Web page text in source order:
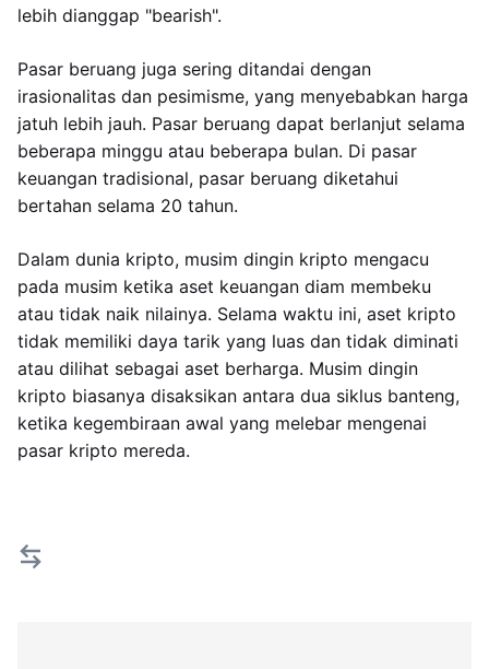
lebih dianggap "bearish".
Pasar beruang juga sering ditandai dengan
irasionalitas dan pesimisme, yang menyebabkan harga
jatuh lebih jauh. Pasar beruang dapat berlanjut selama
beberapa minggu atau beberapa bulan. Di pasar
keuangan tradisional, pasar beruang diketahui
bertahan selama 20 tahun.
Dalam dunia kripto, musim dingin kripto mengacu
pada musim ketika aset keuangan diam membeku
atau tidak naik nilainya. Selama waktu ini, aset kripto
tidak memiliki daya tarik yang luas dan tidak diminati
atau dilihat sebagai aset berharga. Musim dingin
kripto biasanya disaksikan antara dua siklus banteng,
ketika kegembiraan awal yang melebar mengenai
pasar kripto mereda.